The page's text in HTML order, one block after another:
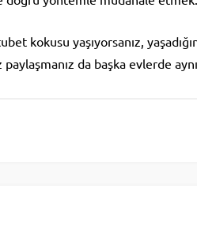
kokusu yaşıyorsanız,
da başka evlerde